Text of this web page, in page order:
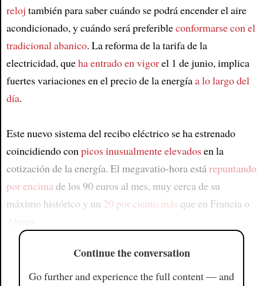
reloj también para saber cuándo se podrá encender el aire
acondicionado, y cuándo será preferibleconformarse con el
tradicional abanico. La reforma de la tarifa de la
electricidad, queha entrado en vigorel 1 de junio, implica
fuertes variaciones en el precio de la energíaa lo largo del
día.
Este nuevo sistema del recibo eléctrico se ha estrenado
coincidiendo conpicos inusualmente elevadosen la
cotización de la energía. El megavatio-hora estárepuntando
por encimade los 90 euros al mes, muy cerca de su
máximo histórico y un 20 por ciento más que en Francia o
Continue the conversation
Go further and experience the full content — and